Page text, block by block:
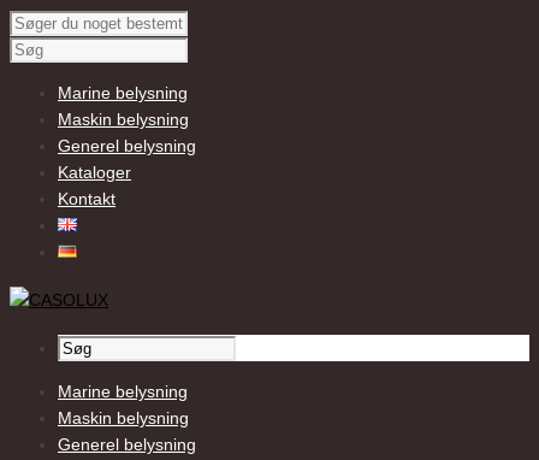
Marine belysning
Maskin belysning
Generel belysning
Kataloger
Kontakt
Marine belysning
Maskin belysning
Generel belysning